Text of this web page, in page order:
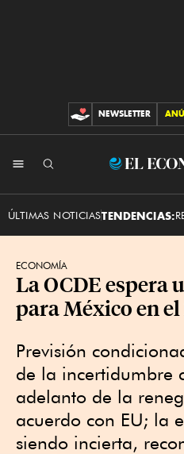
CONTRIBUCIONES
NEWSLETTER
ÚLTIMAS NOTICIASTENDENCIAS:
ECONOMÍA
La OCDE espera
para México en el
Previsión
de la incertidumbre
adelanto de la
acuerdo con EU; la
siendo incierta,